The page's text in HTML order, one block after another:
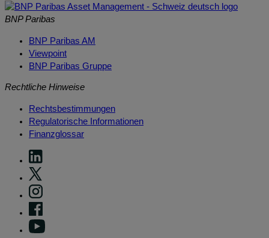
BNP Paribas
BNP Paribas AM
Viewpoint
BNP Paribas Gruppe
Rechtliche Hinweise
Rechtsbestimmungen
Regulatorische Informationen
Finanzglossar